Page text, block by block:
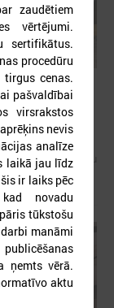
plašu un
Latvijā
informāciju
zaudētiem
vērtējumi.
sertifikātus.
procedūru
cenas.
pašvaldībai
virsrakstos
nevis
analīze
laikā jau līdz
ir laiks pēc
novadu
tūkstošu
manāmi
ņemts vērā.
aktu